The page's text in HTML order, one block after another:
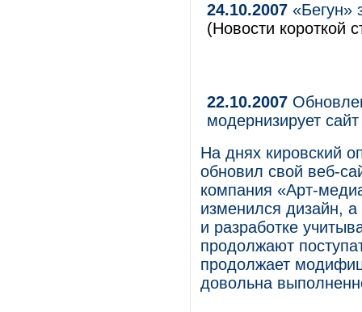
24.10.2007 «Бегун»
(Новости короткой
22.10.2007
модернизирует сайт
На днях кировский
обновил свой веб-
компания «Арт-
изменился дизайн, а
и разработке
продолжают
продолжает
довольна